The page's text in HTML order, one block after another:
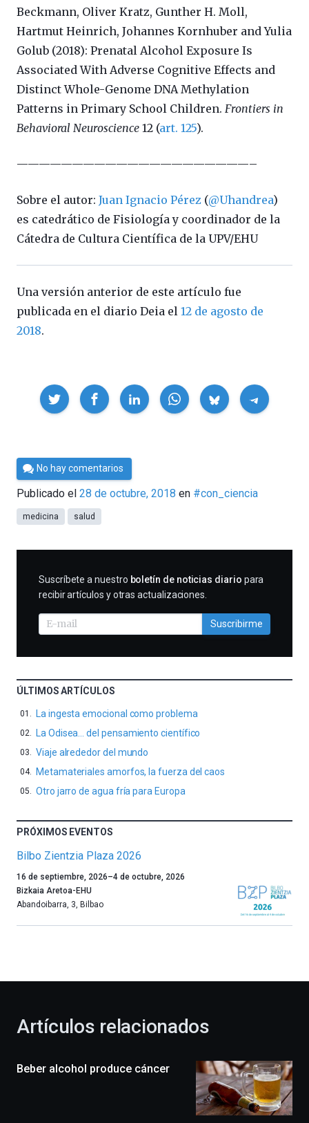
Beckmann, Oliver Kratz, Gunther H. Moll,
Hartmut Heinrich, Johannes Kornhuber and Yulia
Golub (2018): Prenatal Alcohol Exposure Is
Associated With Adverse Cognitive Effects and
Distinct Whole-Genome DNA Methylation
Patterns in Primary School Children. Frontiers in
Behavioral Neuroscience 12 (art. 125).
—————————————————————–
Sobre el autor: Juan Ignacio Pérez (@Uhandrea)
es catedrático de Fisiología y coordinador de la
Cátedra de Cultura Científica de la UPV/EHU
Una versión anterior de este artículo fue
publicada en el diario Deia el 12 de agosto de
2018.
Compartir
Por
Cultura
Cientifica
No hay comentarios
Publicado el 28 de octubre, 2018 en #con_ciencia
medicina salud
SUSCRIBIRME
Suscríbete a nuestro boletín de noticias diario para
recibir artículos y otras actualizaciones.
Suscribirme
ÚLTIMOS ARTÍCULOS
La ingesta emocional como problema
La Odisea… del pensamiento científico
Viaje alrededor del mundo
Metamateriales amorfos, la fuerza del caos
Otro jarro de agua fría para Europa
PRÓXIMOS EVENTOS
Bilbo Zientzia Plaza 2026
Un
año
más,
celebración
novena
16 de septiembre, 2026–4 de octubre, 2026
Bizkaia Aretoa-EHU
Abandoibarra, 3, Bilbao
Artículos relacionados
Beber alcohol produce cáncer